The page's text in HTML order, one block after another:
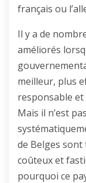
français ou
Il y a de
améliorés
meilleur, plus
responsable
Mais il n’est
de Belges
coûteux et
pourquoi ce